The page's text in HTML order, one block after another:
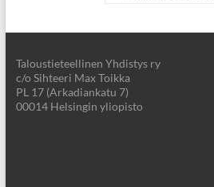
Taloustieteellinen Yhdistys ry
c/o Sihteeri Max Toikka
PL 17 (Arkadiankatu 7)
00014 Helsingin yliopisto